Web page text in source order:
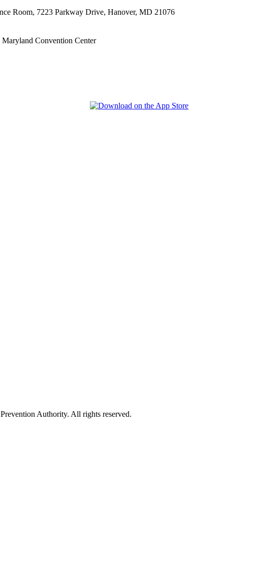
Room, 7223 Parkway Drive, Hanover, MD 21076
Convention Center
Authority. All rights reserved.